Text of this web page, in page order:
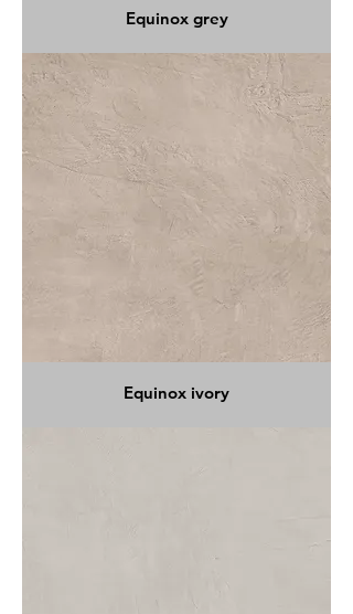
Equinox grey
Equinox ivory